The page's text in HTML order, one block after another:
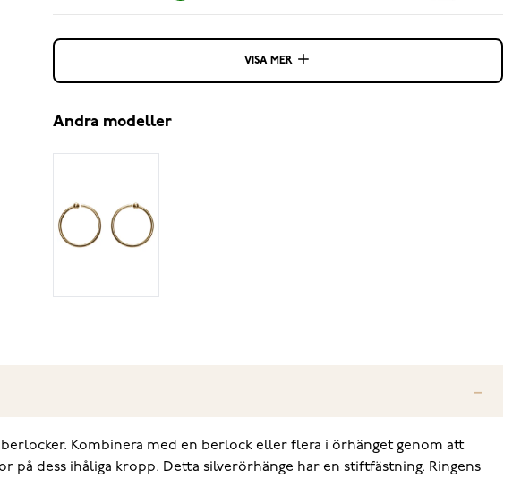
VISA MER
Andra modeller
Kombinera med en berlock eller flera i örhänget genom att
dess ihåliga kropp. Detta silverörhänge har en stiftfästning. Ringens